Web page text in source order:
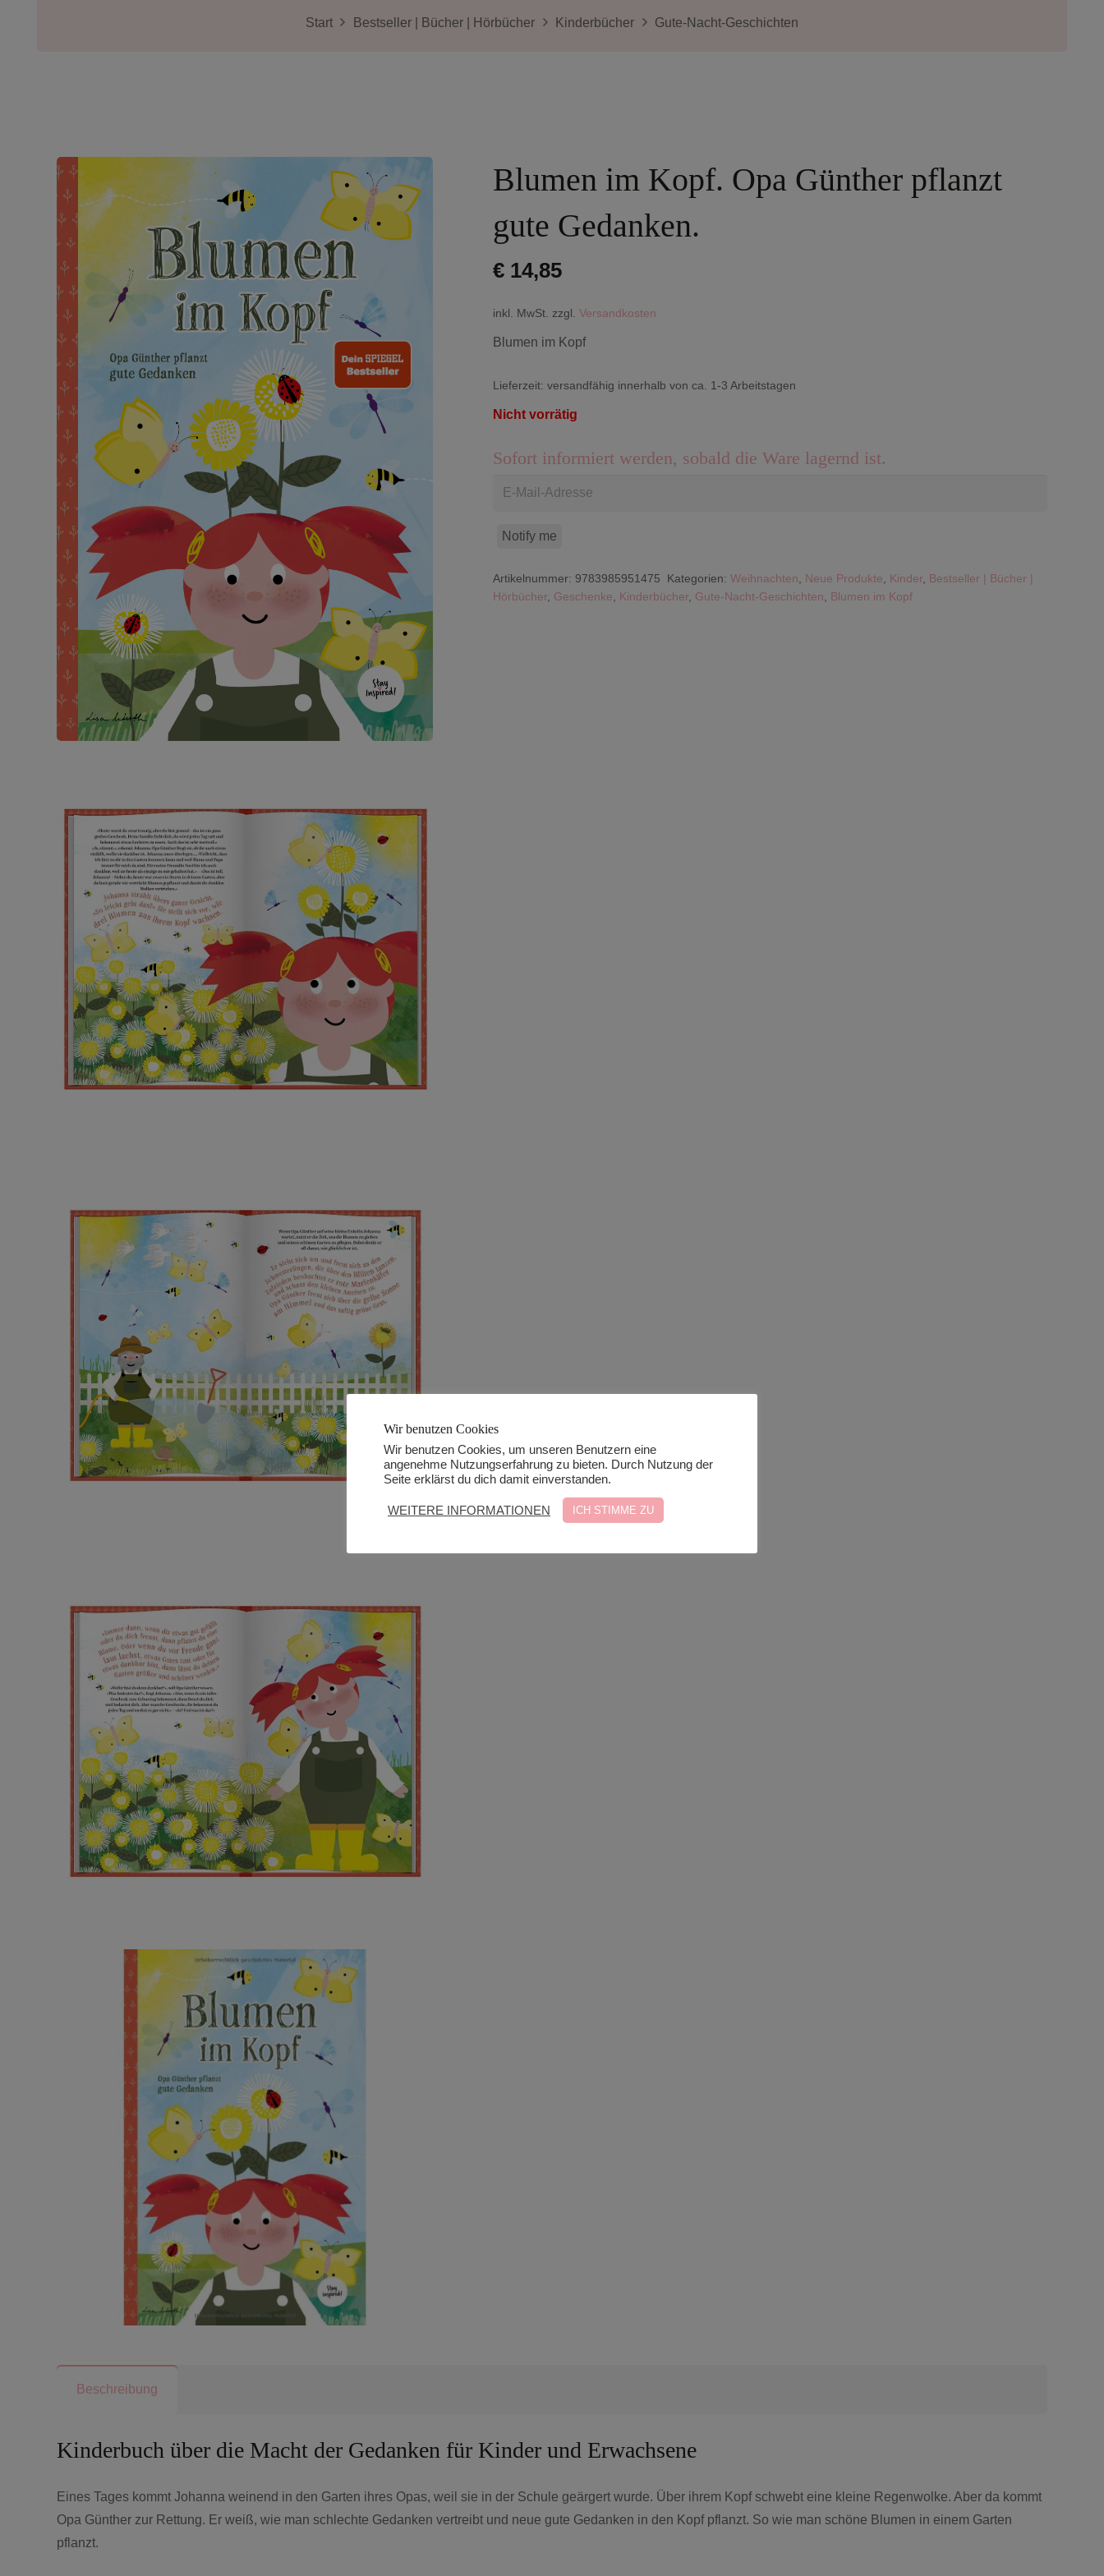
Start Bestseller | Bücher | Hörbücher Kinderbücher Gute-Nacht-Geschichten
Blumen im Kopf. Opa Günther pflanzt
gute Gedanken.
€14,85
inkl. MwSt. zzgl. Versandkosten
Blumen im Kopf
Lieferzeit: versandfähig innerhalb von ca. 1-3 Arbeitstagen
Nicht vorrätig
Sofort informiert werden, sobald die Ware lagernd ist.
Notify me
Artikelnummer: 9783985951475 Kategorien:Weihnachten Neue Produkte Kinder Bestseller | Bücher |
Hörbücher, Geschenke Kinderbücher, Gute-Nacht-Geschichten Blumen im Kopf
Beschreibung
Kinderbuch über die Macht der Gedanken für Kinder und Erwachsene
Eines Tages kommt Johanna weinend in den Garten ihres Opas, weil sie in der Schule geärgert wurde. Über ihrem Kopf schwebt eine kleine Regenwolke. Aber da kommt
Opa Günther zur Rettung. Er weiß, wie man schlechte Gedanken vertreibt und neue gute Gedanken in den Kopf pflanzt. So wie man schöne Blumen in einem Garten
pflanzt.
Wir benutzen Cookies
Wir benutzen Cookies, um unseren Benutzern eine
angenehme Nutzungserfahrung zu bieten. Durch Nutzung der
Seite erklärst du dich damit einverstanden.
WEITERE INFORMATIONEN ICH STIMME ZU